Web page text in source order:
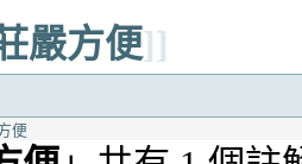
嚴方便]]
便